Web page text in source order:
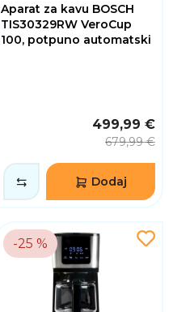
Aparat za kavu BOSCH
TIS30329RW VeroCup
100, potpuno automatski
499,99 €
679,99 €
Dodaj
-25 %